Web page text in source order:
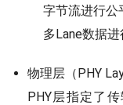
字节流进行
多Lane数据进
物理层（PHY
PHY层指定了